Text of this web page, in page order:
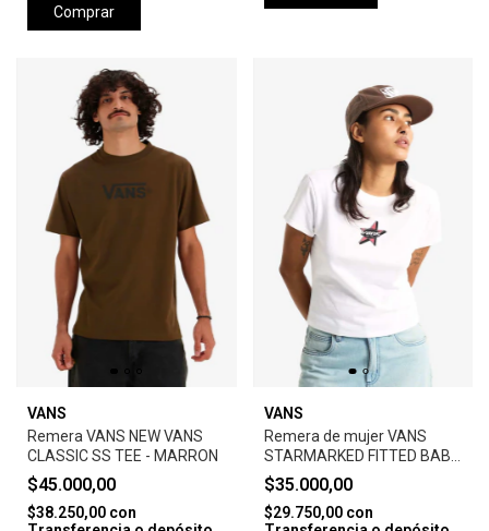
Comprar
VANS
Remera VANS NEW VANS
CLASSIC SS TEE - MARRON
$45.000,00
$38.250,00 con
VANS
Remera de mujer VANS
STARMARKED FITTED BABY
TEE - BLANCO
$35.000,00
$29.750,00 con